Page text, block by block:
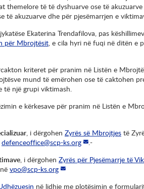
themelore të të dyshuarve ose të
të akuzuarve dhe për pjesëmarrjen e
Ekaterina Trendafilova, pas
për Mbrojtësit, e cila hyri në fuqi në ditën e
kriteret për pranim në Listën e
mund të emërohen ose të caktohen
të një grupi viktimash.
e kërkesave për pranim në Listën e
, i dërgohen Zyrës së Mbrojtjes të
defenceoffice@scp-ks.org
.-
, i dërgohen Zyrës për Pjesëmarrje të
vpo@scp-ks.org
në lidhje me plotësimin e